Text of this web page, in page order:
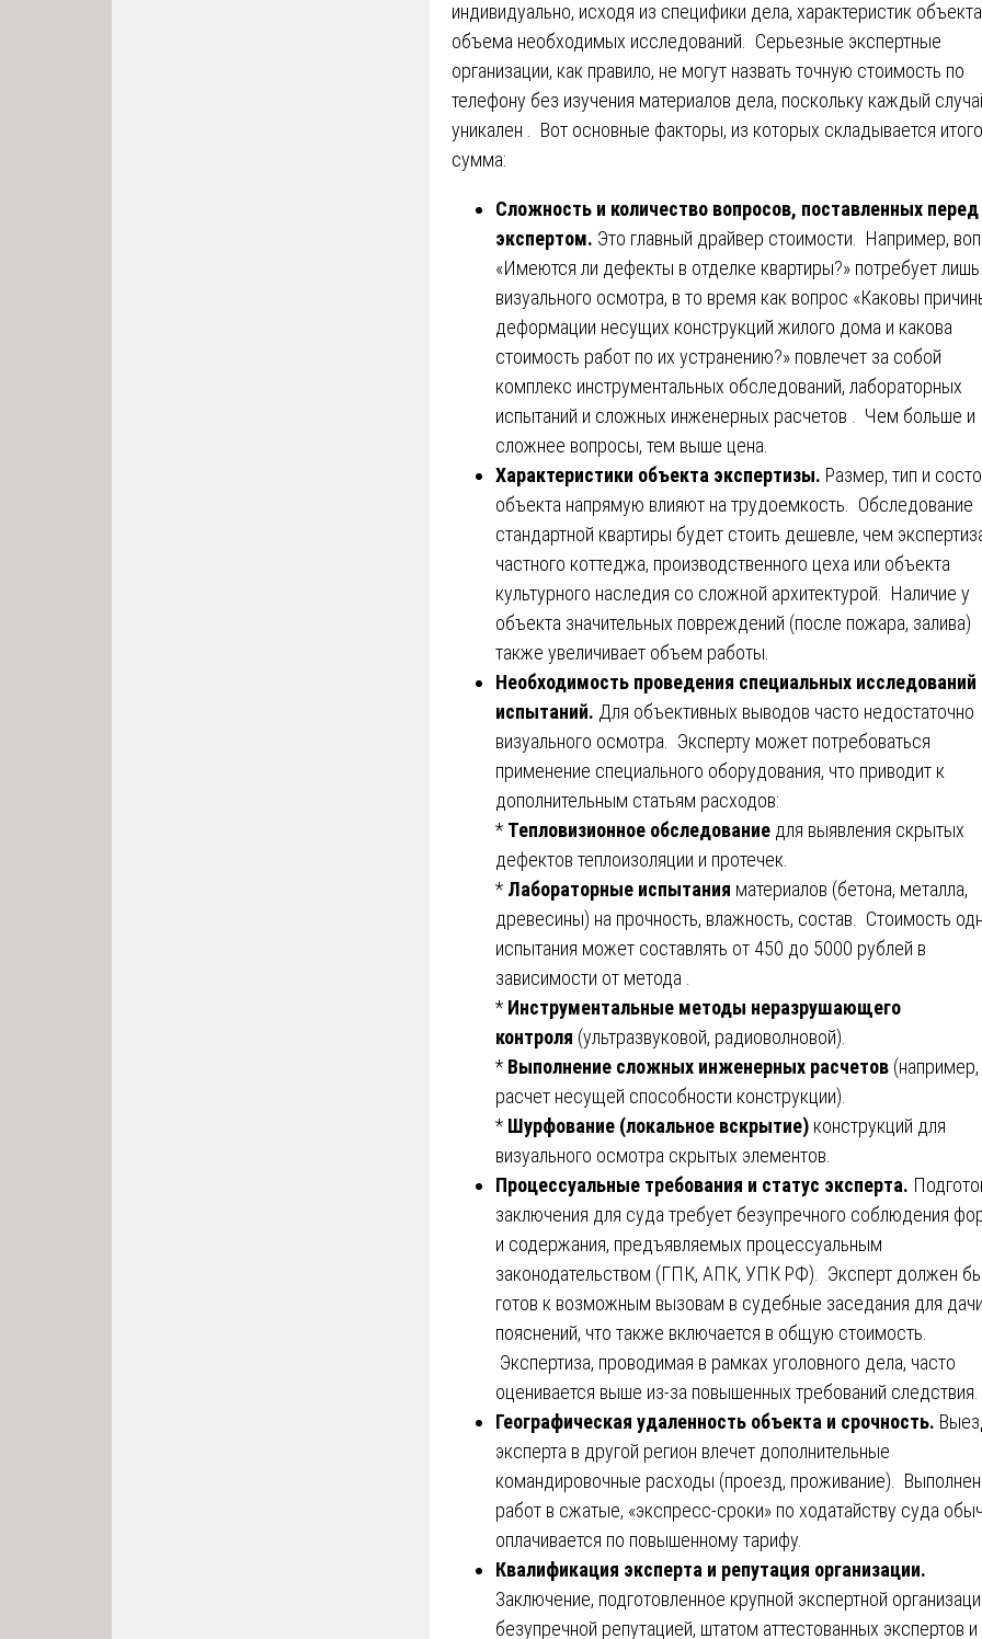
индивидуально, исходя из специфики дела, характеристик
объема необходимых исследований. Серьезные экспертные
организации, как правило, не могут назвать точную стоимость по
телефону без изучения материалов дела, поскольку каждый
уникален . Вот основные факторы, из которых складывается
сумма:
Сложность и количество вопросов, поставленных перед
экспертом. Это главный драйвер стоимости. Например,
«Имеются ли дефекты в отделке квартиры?» потребует лишь
визуального осмотра, в то время как вопрос «Каковы
деформации несущих конструкций жилого дома и какова
стоимость работ по их устранению?» повлечет за собой
комплекс инструментальных обследований, лабораторных
испытаний и сложных инженерных расчетов . Чем больше и
сложнее вопросы, тем выше цена.
Характеристики объекта экспертизы. Размер, тип и
объекта напрямую влияют на трудоемкость. Обследование
стандартной квартиры будет стоить дешевле, чем
частного коттеджа, производственного цеха или объекта
культурного наследия со сложной архитектурой. Наличие у
объекта значительных повреждений (после пожара, залива)
также увеличивает объем работы.
Необходимость проведения специальных исследований
испытаний. Для объективных выводов часто недостаточно
визуального осмотра. Эксперту может потребоваться
применение специального оборудования, что приводит к
дополнительным статьям расходов:
* Тепловизионное обследование для выявления скрытых
дефектов теплоизоляции и протечек.
* Лабораторные испытания материалов (бетона, металла,
древесины) на прочность, влажность, состав. Стоимость
испытания может составлять от 450 до 5000 рублей в
зависимости от метода .
* Инструментальные методы неразрушающего
контроля (ультразвуковой, радиоволновой).
* Выполнение сложных инженерных расчетов (например,
расчет несущей способности конструкции).
* Шурфование (локальное вскрытие) конструкций для
визуального осмотра скрытых элементов.
Процессуальные требования и статус эксперта.
заключения для суда требует безупречного соблюдения
и содержания, предъявляемых процессуальным
законодательством (ГПК, АПК, УПК РФ). Эксперт должен
готов к возможным вызовам в судебные заседания для дачи
пояснений, что также включается в общую стоимость.
Экспертиза, проводимая в рамках уголовного дела, часто
оценивается выше из-за повышенных требований следствия.
Географическая удаленность объекта и срочность.
эксперта в другой регион влечет дополнительные
командировочные расходы (проезд, проживание).
работ в сжатые, «экспресс-сроки» по ходатайству суда
оплачивается по повышенному тарифу.
Квалификация эксперта и репутация организации.
Заключение, подготовленное крупной экспертной
безупречной репутацией, штатом аттестованных экспертов и